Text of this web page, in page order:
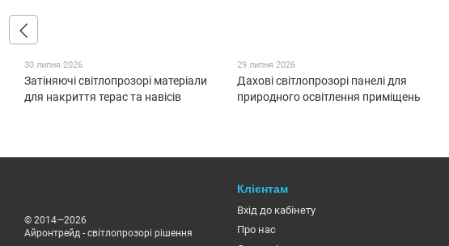
30 липня 2026
Затіняючі світлопрозорі матеріали
для накриття терас та навісів
29 липня 2026
Дахові світлопрозорі панелі для
природного освітлення приміщень
© 2014—2026
Айронтрейд - світлопрозорі рішення
Клієнтам
Вхід до кабінету
Про нас